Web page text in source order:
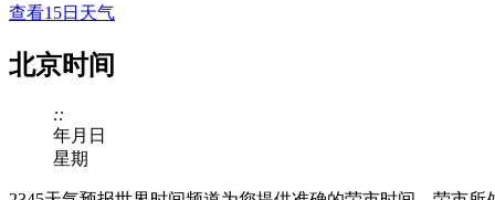
查看15日天气
北京时间
::
年月 日
星期